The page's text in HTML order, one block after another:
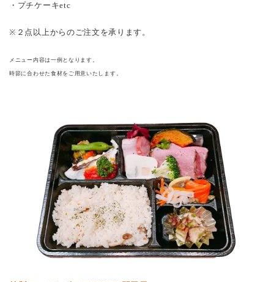
・プチケーキetc
※２点以上からのご注文を承ります。
メニュー内容は一例となります。
時節に合わせた食材をご用意いたします。